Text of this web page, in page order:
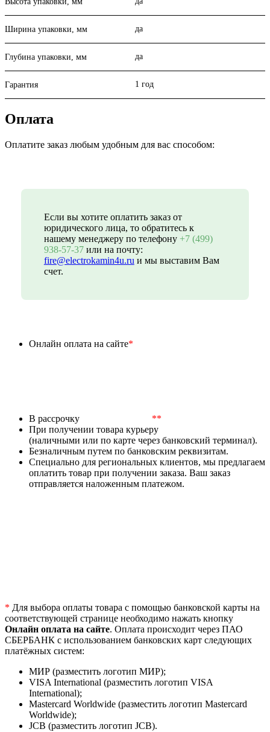
Ширина упаковки, мм да
Глубина упаковки, мм да
Гарантия 1 год
Оплата
Оплатите заказ любым удобным для вас способом:
Если вы хотите оплатить заказ от
юридического лица, то обратитесь к
нашему менеджеру по телефону +7 (499)
938-57-37или на почту:
fire@electrokamin4u.ru и мы выставим Вам
счет.
Онлайн оплата на сайте*
В рассрочку
**
При получении товара курьеру
(наличными или по карте через банковский терминал).
Безналичным путем по банковским реквизитам.
Специально для региональных клиентов, мы предлагаем
оплатить товар при получении заказа. Ваш заказ
отправляется наложенным платежом.
* Для выбора оплаты товара с помощью банковской карты на
соответствующей странице необходимо нажать кнопку
Онлайн оплата на сайте. Оплата происходит через ПАО
СБЕРБАНК с использованием банковских карт следующих
платёжных систем:
МИР (разместить логотип МИР);
VISA International (разместить логотип VISA
International);
Mastercard Worldwide (разместить логотип Mastercard
Worldwide);
JCB (разместить логотип JCB).